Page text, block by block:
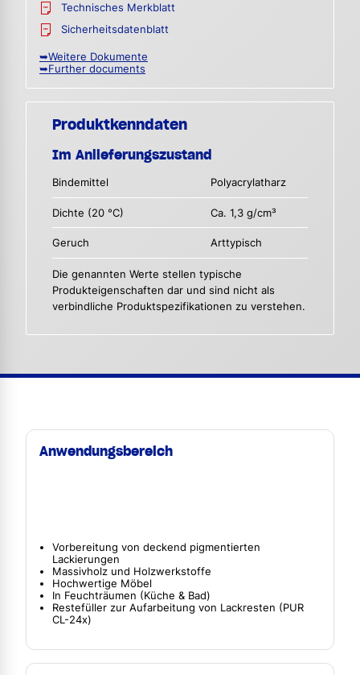
Technisches Merkblatt
Sicherheitsdatenblatt
➥Weitere Dokumente
➥Further documents
Produktkenndaten
Im Anlieferungszustand
Bindemittel Polyacrylatharz
Dichte (20 °C) Ca. 1,3 g/cm³
Geruch Arttypisch
Die genannten Werte stellen typische
Produkteigenschaften dar und sind nicht als
verbindliche Produktspezifikationen zu verstehen.
Anwendungsbereich
Vorbereitung von deckend pigmentierten
Lackierungen
Massivholz und Holzwerkstoffe
Hochwertige Möbel
In Feuchträumen (Küche & Bad)
Restefüller zur Aufarbeitung von Lackresten (PUR
CL-24x)